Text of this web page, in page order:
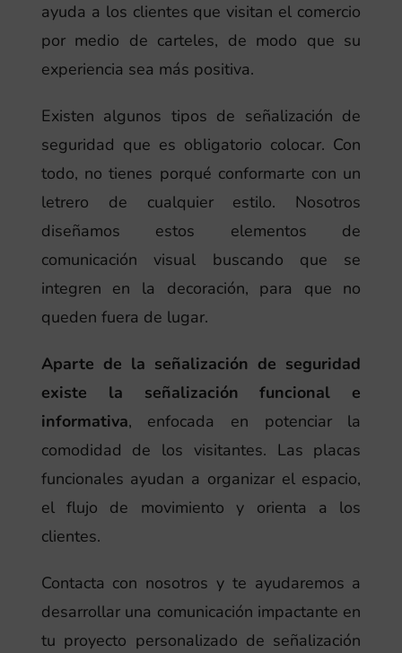
ayuda a los clientes que visitan el comercio
por medio de carteles, de modo que su
experiencia sea más positiva.
Existen algunos tipos de señalización de
seguridad que es obligatorio colocar. Con
todo, no tienes porqué conformarte con un
letrero de cualquier estilo. Nosotros
diseñamos estos elementos de
comunicación visual buscando que se
integren en la decoración, para que no
queden fuera de lugar.
Aparte de la señalización de seguridad
existe la señalización funcional e
informativa, enfocada en potenciar la
comodidad de los visitantes. Las placas
funcionales ayudan a organizar el espacio,
el flujo de movimiento y orienta a los
clientes.
Contacta con nosotros y te ayudaremos a
desarrollar una comunicación impactante en
tu proyecto personalizado de señalización